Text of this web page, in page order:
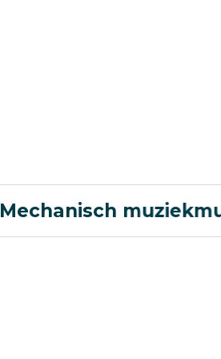
Mechanisch